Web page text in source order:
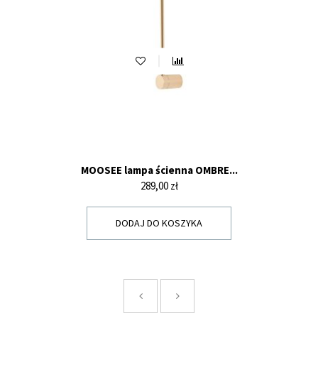
MOOSEE lampa ścienna OMBRE...
Cena
289,00 zł
DODAJ DO KOSZYKA